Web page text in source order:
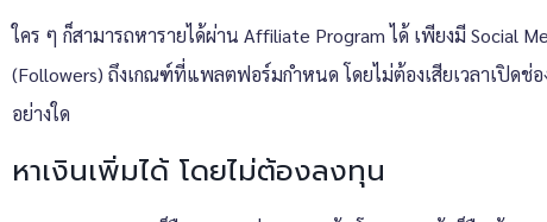
ใคร ๆ ก็สามารถหารายได้ผ่าน Affiliate Program ได้ เพียงมี Social
(Followers) ถึงเกณฑ์ที่แพลตฟอร์มกำหนด โดยไม่ต้องเสียเวลาเปิด
อย่างใด
หาเงินเพิ่มได้ โดยไม่ต้องลงทุน